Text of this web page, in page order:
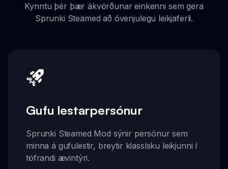
Kynntu þér þær ákvörðunar einkenni sem gera
Sprunki Steamed að óvenjulegu leikjaferli.
Gufu lestarpersónur
Sprunki Steamed Mod sýnir persónur sem
minna á gufulestir, breytir klassísku leikjunni í
töfrandi ævintýri.